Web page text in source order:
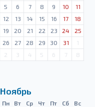
5 6 7 8 9 10
11
12 13 14 15 16 17
18
19 20 21 22 23 24
25
26 27 28 29 30 31
1
2 3 4 5 6 7 8
Ноябрь
Пн Вт Ср Чт Пт Сб
Вс